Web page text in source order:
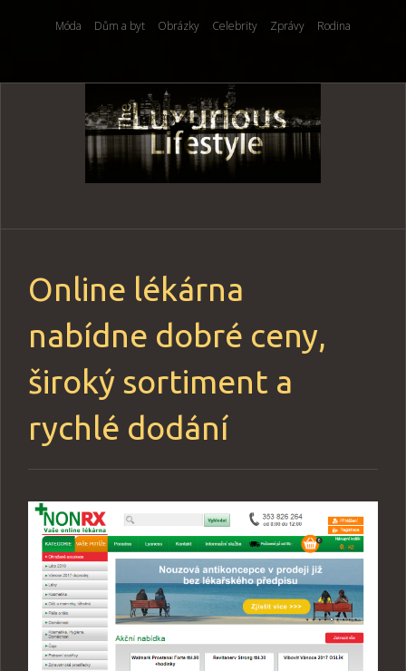
Móda Dům a byt Obrázky Celebrity Zprávy Rodina
Skip
Online lékárna
nabídne dobré ceny,
široký sortiment a
rychlé dodání